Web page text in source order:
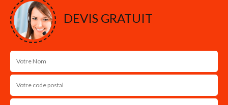
DEVIS GRATUIT